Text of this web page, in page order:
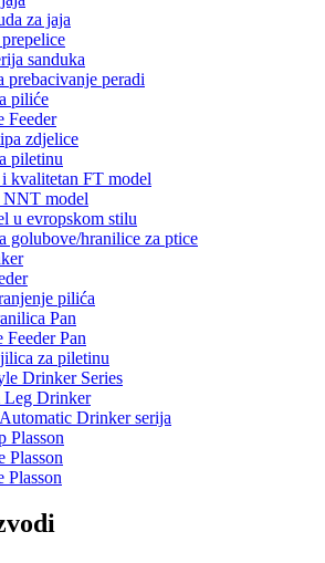
za jaja
sanduka
prebacivanje peradi
piliće
Feeder
zdjelice
piletinu
kvalitetan FT model
model
u evropskom stilu
golubove/hranilice za ptice
pilića
Pan
Pan
za piletinu
Drinker Series
Leg Drinker
Drinker serija
Plasson
Plasson
Plasson